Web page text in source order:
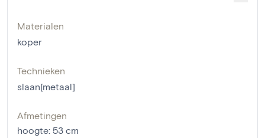
Materialen
koper
Technieken
slaan[metaal]
Afmetingen
hoogte: 53 cm